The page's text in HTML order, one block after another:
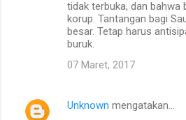
tidak terbuka, dan bahwa
korup. Tantangan bagi
besar. Tetap harus
buruk.
07 Maret, 2017
Unknown mengatakan…